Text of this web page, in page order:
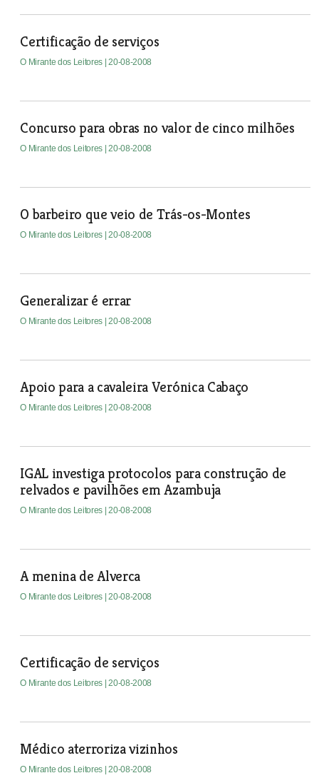
Certificação de serviços
O Mirante dos Leitores | 20-08-2008
Concurso para obras no valor de cinco milhões
O Mirante dos Leitores | 20-08-2008
O barbeiro que veio de Trás-os-Montes
O Mirante dos Leitores | 20-08-2008
Generalizar é errar
O Mirante dos Leitores | 20-08-2008
Apoio para a cavaleira Verónica Cabaço
O Mirante dos Leitores | 20-08-2008
IGAL investiga protocolos para construção de
relvados e pavilhões em Azambuja
O Mirante dos Leitores | 20-08-2008
A menina de Alverca
O Mirante dos Leitores | 20-08-2008
Certificação de serviços
O Mirante dos Leitores | 20-08-2008
Médico aterroriza vizinhos
O Mirante dos Leitores | 20-08-2008